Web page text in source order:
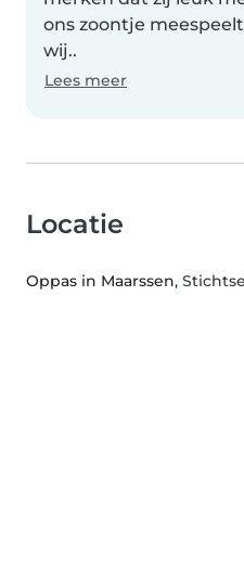
ons zoontje
wij..
Lees meer
Locatie
Oppas in Maarssen,